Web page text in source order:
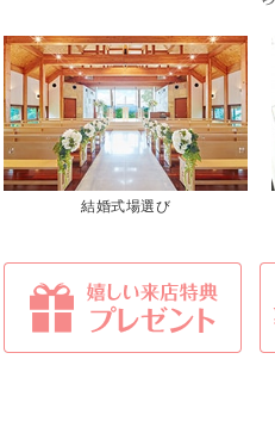
結婚式場選び